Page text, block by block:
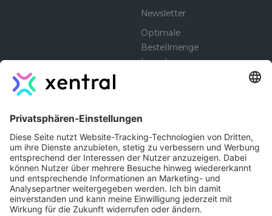
Newsletter
Optimale
Bestellmenge
berechnen
Help Center
Community
Academy
Lernpfade
Company